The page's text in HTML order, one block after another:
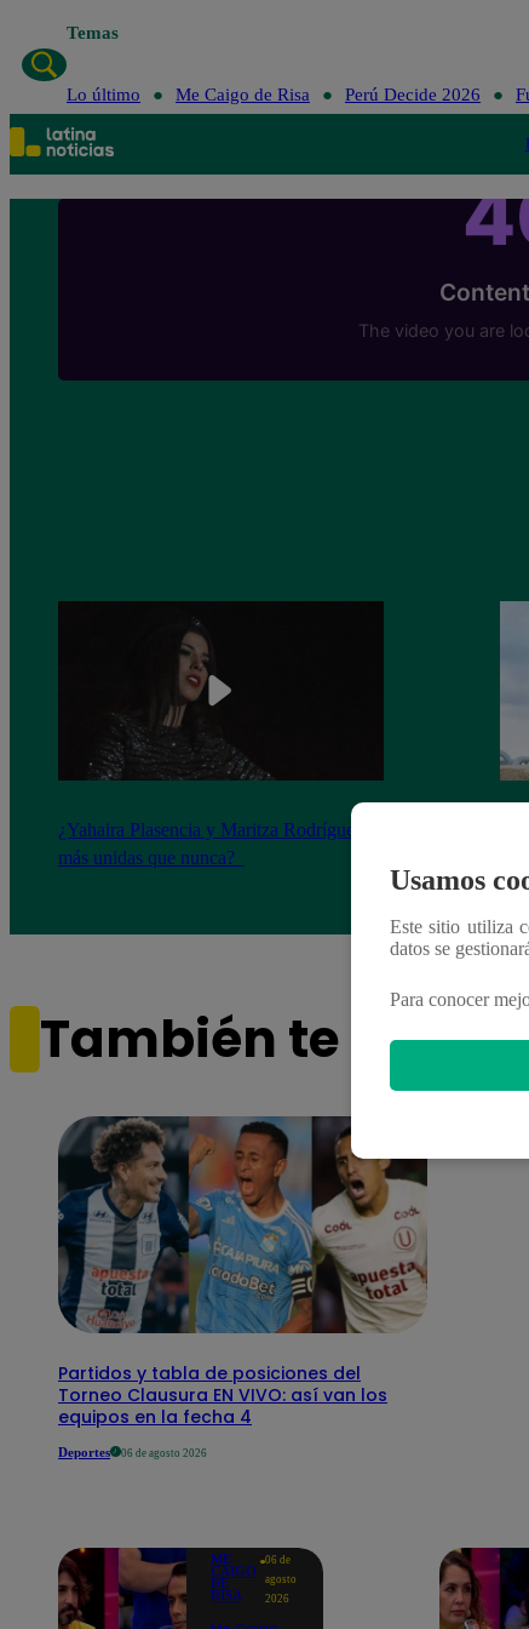
Temas
Lo último Me Caigo de Risa Perú Decide 2026
¿Yahaira Plasencia y Maritza Rodríguez
más unidas que nunca?
También te
Partidos y tabla de posiciones del
Torneo Clausura EN VIVO: así van los
equipos en la fecha 4
Deportes 06 de agosto 2026
ME
CAIGO
DE
RISA
06 de
agosto
2026
Usamos
Este sitio utiliza
datos se
Para conocer